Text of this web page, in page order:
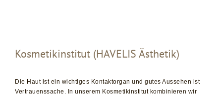
Kosmetikinstitut (HAVELIS Ästhetik)
Die Haut ist ein wichtiges Kontaktorgan und gutes Aussehen ist
Vertrauenssache. In unserem Kosmetikinstitut kombinieren wir